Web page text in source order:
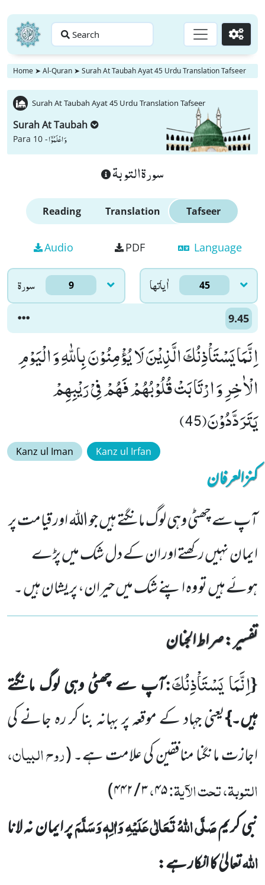
Search Go
Home ➤ Al-Quran ➤ Surah At Taubah Ayat 45 Urdu Translation Tafseer
Surah At Taubah Ayat 45 Urdu Translation Tafseer
Surah At Taubah
Para 10 -وَ اعْلَمُوْۤا
سورة التوبة
Reading Translation Tafseer
Audio PDF Language
سورۃ 9 اٰياتها 45
9.45
اِنَّمَا یَسْتَاْذِنُكَ الَّذِیْنَ لَا یُؤْمِنُوْنَ بِاللّٰهِ وَ الْیَوْمِ
الْاٰخِرِ وَ ارْتَابَتْ قُلُوْبُهُمْ فَهُمْ فِیْ رَیْبِهِمْ
یَتَرَدَّدُوْنَ(45)
Kanz ul Iman Kanz ul Irfan
کنزالعرفان
آپ سے چھٹی وہی لوگ مانگتے ہیں جو اللہ اور قیامت پر
ایمان نہیں رکھتے اور ان کے دل شک میں پڑے
ہوئے ہیں تو وہ اپنے شک میں حیران، پریشان ہیں ۔
تفسیر : ‎صراط الجنان
{اِنَّمَا یَسْتَاْذِنُكَ:آپ سے چھٹی وہی لوگ مانگتے
ہیں۔}یعنی جہاد کے موقعہ پر بہانہ بنا کر رہ جانے کی
اجازت مانگنا منافقین کی علامت ہے۔(روح البیان،
التوبۃ، تحت الآیۃ:۴۵،۳/۴۴۲)
نبی کریمصَلَّی اللہُ تَعَالٰی عَلَیْہِ وَاٰلِہٖ وَسَلَّمَپر ایمان نہ لانا
اللہتعالیٰ کا انکار ہے: